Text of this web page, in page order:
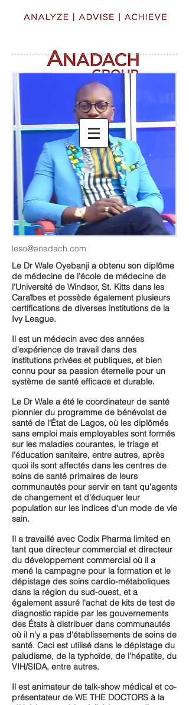
leso@anadach.com
Le Dr Wale Oyebanji a obtenu son diplôme
de médecine de l'école de médecine de
l'Université de Windsor, St. Kitts dans les
Caraïbes et possède également plusieurs
certifications de diverses institutions de la
Ivy League.
Il est un médecin avec des années
d'expérience de travail dans des
institutions privées et publiques, et bien
connu pour sa passion éternelle pour un
système de santé efficace et durable.
Le Dr Wale a été le coordinateur de santé
pionnier du programme de bénévolat de
santé de l'État de Lagos, où les diplômés
sans emploi mais employables sont formés
sur les maladies courantes, le triage et
l'éducation sanitaire, entre autres, après
quoi ils sont affectés dans les centres de
soins de santé primaires de leurs
communautés pour servir en tant qu'agents
de changement et d'éduquer leur
population sur les indices d'un mode de vie
sain.
Il a travaillé avec Codix Pharma limited en
tant que directeur commercial et directeur
du développement commercial où il a
mené la campagne pour la formation et le
dépistage des soins cardio-métaboliques
dans la région du sud-ouest, et a
également assuré l'achat de kits de test de
diagnostic rapide par les gouvernements
des États à distribuer dans communautés
où il n'y a pas d'établissements de soins de
santé. Ceci est utilisé dans le dépistage du
paludisme, de la typhoïde, de l'hépatite, du
VIH/SIDA, entre autres.
Il est animateur de talk-show médical et co-
présentateur de WE THE DOCTORS à la